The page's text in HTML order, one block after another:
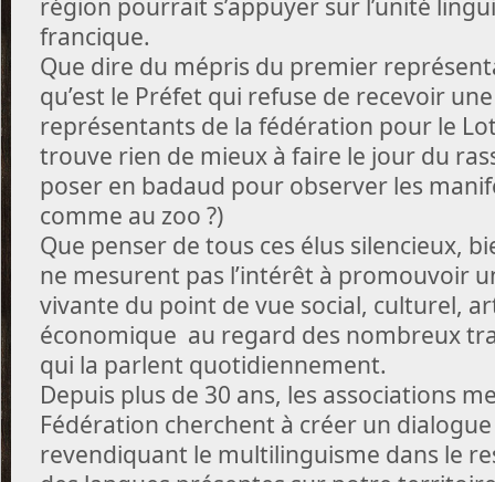
francique.
Que dire du mépris du premier
qu’est le Préfet qui refuse de recevoir
représentants de la fédération pour le
trouve rien de mieux à faire le jour du
poser en badaud pour observer les
comme au zoo ?)
Que penser de tous ces élus silencieux,
ne mesurent pas l’intérêt à promouvoir
vivante du point de vue social, culturel,
économique au regard des nombreux
qui la parlent quotidiennement.
Depuis plus de 30 ans, les associations
Fédération cherchent à créer un
revendiquant le multilinguisme dans le